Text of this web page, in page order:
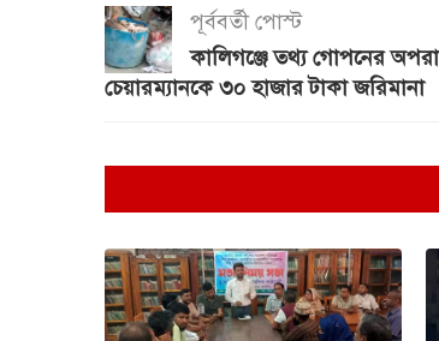
পূর্ববর্তী পোস্ট
কালিগঞ্জে তথ্য গোপনের
চেয়ারম্যানকে ৩০ হাজার টাকা জরিমানা